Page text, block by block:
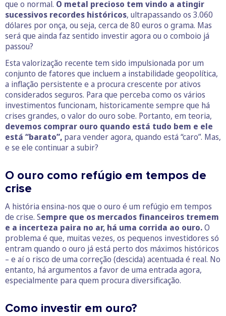
que o normal. O metal precioso tem vindo a atingir
sucessivos recordes históricos, ultrapassando os 3.060
dólares por onça, ou seja, cerca de 80 euros o grama. Mas
será que ainda faz sentido investir agora ou o comboio já
passou?
Esta valorização recente tem sido impulsionada por um
conjunto de fatores que incluem a instabilidade geopolítica,
a inflação persistente e a procura crescente por ativos
considerados seguros. Para que perceba como os vários
investimentos funcionam, historicamente sempre que há
crises grandes, o valor do ouro sobe. Portanto, em teoria,
devemos comprar ouro quando está tudo bem e ele
está “barato”, para vender agora, quando está “caro”. Mas,
e se ele continuar a subir?
O ouro como refúgio em tempos de
crise
A história ensina-nos que o ouro é um refúgio em tempos
de crise. Sempre que os mercados financeiros tremem
e a incerteza paira no ar, há uma corrida ao ouro.O
problema é que, muitas vezes, os pequenos investidores só
entram quando o ouro já está perto dos máximos históricos
– e aí o risco de uma correção (descida) acentuada é real. No
entanto, há argumentos a favor de uma entrada agora,
especialmente para quem procura diversificação.
Como investir em ouro?